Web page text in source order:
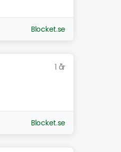
Blocket.se
1 år
Blocket.se